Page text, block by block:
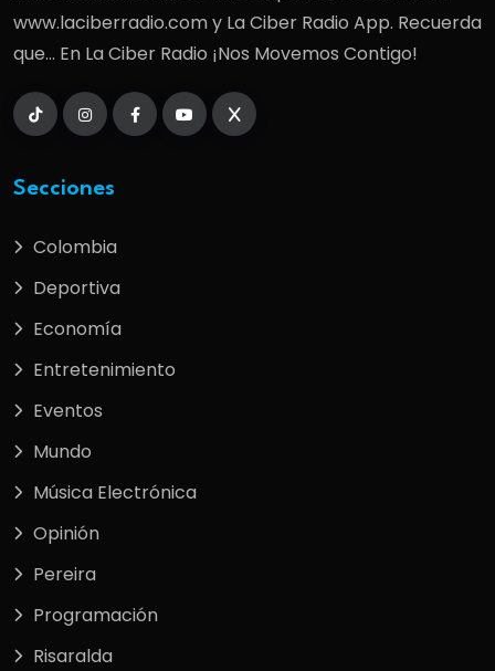
www.laciberradio.com y La Ciber Radio App. Recuerda
que... En La Ciber Radio ¡Nos Movemos Contigo!
Secciones
Colombia
Deportiva
Economía
Entretenimiento
Eventos
Mundo
Música Electrónica
Opinión
Pereira
Programación
Risaralda